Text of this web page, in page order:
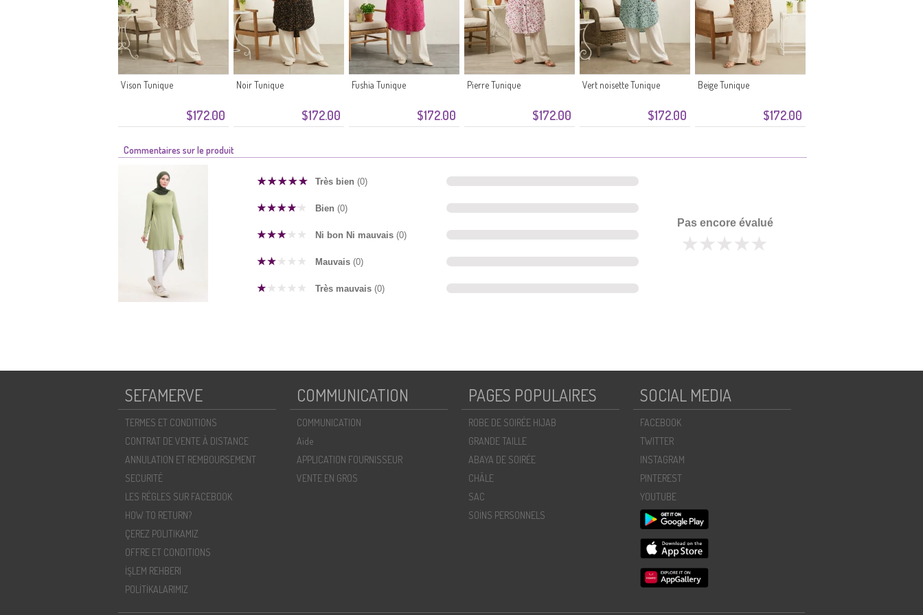
$172.00
Vison Tunique
$172.00
Noir Tunique
$172.00
Fushia Tunique
$172.00
Pierre Tunique
$172.00
Vert noisette Tunique
$172.00
Beige Tunique
Commentaires sur le produit
Très bien (0)
Bien (0)
Ni bon Ni mauvais (0)
Mauvais (0)
Très mauvais (0)
Pas encore évalué
SEFAMERVE
TERMES ET CONDITIONS
CONTRAT DE VENTE À DISTANCE
ANNULATION ET REMBOURSEMENT
SECURITÉ
LES RÈGLES SUR FACEBOOK
HOW TO RETURN?
ÇEREZ POLITIKAMIZ
OFFRE ET CONDITIONS
İŞLEM REHBERI
POLİTİKALARIMIZ
COMMUNICATION
COMMUNICATION
Aide
APPLICATION FOURNISSEUR
VENTE EN GROS
PAGES POPULAIRES
ROBE DE SOIRÉE HIJAB
GRANDE TAILLE
ABAYA DE SOIRÉE
CHÂLE
SAC
SOİNS PERSONNELS
SOCIAL MEDIA
FACEBOOK
TWITTER
INSTAGRAM
PINTEREST
YOUTUBE